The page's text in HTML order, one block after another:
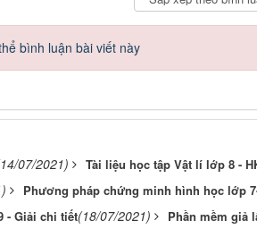
bình luận bài viết này
07/2021) Tài liệu học tập Vật lí lớp 8 -
Phương pháp chứng minh hình học lớp
- Giải chi tiết(18/07/2021) Phần mềm giả